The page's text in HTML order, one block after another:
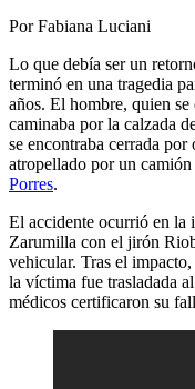
Por Fabiana Luciani
Lo que debía ser un
terminó en una tragedia
años. El hombre, quien se
caminaba por la calzada
se encontraba cerrada
atropellado por un
Porres.
El accidente ocurrió en la
Zarumilla con el jirón
vehicular. Tras el
la víctima fue trasladada al
médicos certificaron su